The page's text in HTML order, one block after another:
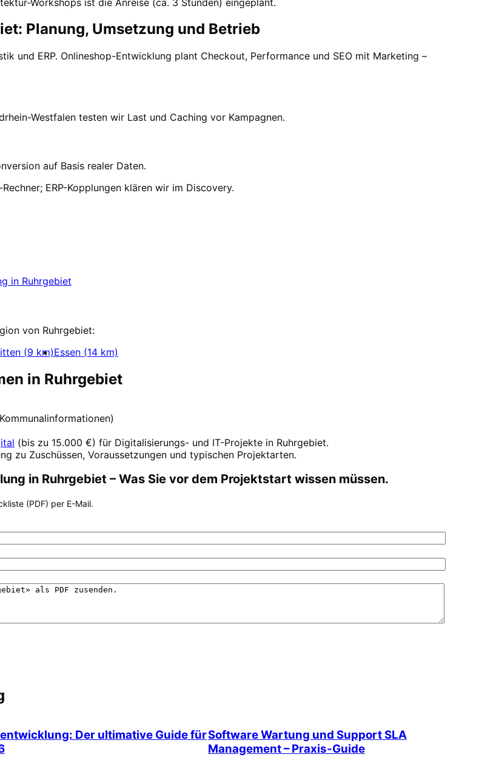
Planung, Umsetzung und Betrieb
und ERP. Onlineshop-Entwicklung plant Checkout, Performance und SEO mit Marketing –
Westfalen testen wir Last und Caching vor Kampagnen.
auf Basis realer Daten.
ERP-Kopplungen klären wir im Discovery.
in Ruhrgebiet
von Ruhrgebiet:
(9 km)Essen (14 km)
in Ruhrgebiet
(bis zu 15.000 €) für Digitalisierungs- und IT-Projekte in Ruhrgebiet.
zu Zuschüssen, Voraussetzungen und typischen Projektarten.
in Ruhrgebiet – Was Sie vor dem Projektstart wissen müssen.
(PDF) per E-Mail.
Der ultimative Guide fürSoftware Wartung und Support SLA
Management – Praxis-Guide